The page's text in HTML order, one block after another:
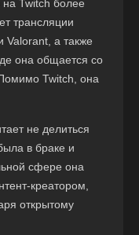
Twitch более
трансляции
Valorant, а также
она общается со
Twitch, она
не делиться
в браке и
сфере она
креатором,
открытому